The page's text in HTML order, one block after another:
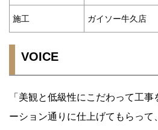
施工 ガイソー牛久店
VOICE
「美観と低級性にこだわって工
ーション通りに仕上げてもらっ